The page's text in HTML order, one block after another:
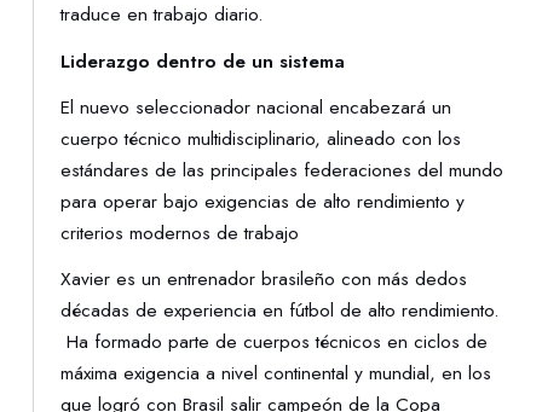
traduce en trabajo diario.
Liderazgo dentro de un sistema
El nuevo seleccionador nacional encabezará un
cuerpo técnico multidisciplinario, alineado con los
estándares de las principales federaciones del mundo
para operar bajo exigencias de alto rendimiento y
criterios modernos de trabajo
Xavier es un entrenador brasileño con más dedos
décadas de experiencia en fútbol de alto rendimiento.
Ha formado parte de cuerpos técnicos en ciclos de
máxima exigencia a nivel continental y mundial, en los
que logró con Brasil salir campeón de la Copa